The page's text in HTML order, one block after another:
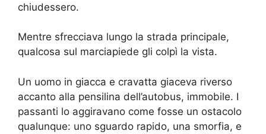
chiudessero.
Mentre sfrecciava lungo la strada principale,
qualcosa sul marciapiede gli colpì la vista.
Un uomo in giacca e cravatta giaceva riverso
accanto alla pensilina dell’autobus, immobile. I
passanti lo aggiravano come fosse un ostacolo
qualunque: uno sguardo rapido, una smorfia, e